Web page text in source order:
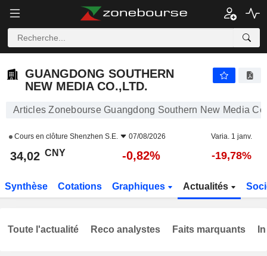
GUANGDONG SOUTHERN
NEW MEDIA CO.,LTD.
Articles Zonebourse Guangdong Southern New Media
Cours en clôture Shenzhen S.E. 07/08/2026 Varia. 1 janv.
34,02 CNY -0,82% -19,78%
Synthèse Cotations Graphiques Actualités
Toute l'actualité Reco analystes Faits marquants